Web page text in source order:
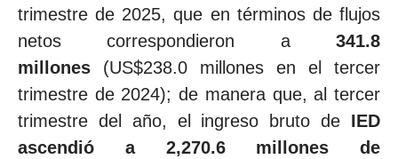
trimestre de 2025, que en términos de flujos
netos correspondieron a 341.8
millones (US$238.0 millones en el tercer
trimestre de 2024); de manera que, al tercer
trimestre del año, el ingreso bruto de IED
ascendió a 2,270.6 millones de